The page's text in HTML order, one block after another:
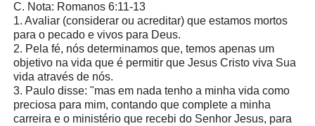
C. Nota: Romanos 6:11-13
1. Avaliar (considerar ou acreditar) que estamos mortos
para o pecado e vivos para Deus.
2. Pela fé, nós determinamos que, temos apenas um
objetivo na vida que é permitir que Jesus Cristo viva Sua
vida através de nós.
3. Paulo disse: "mas em nada tenho a minha vida como
preciosa para mim, contando que complete a minha
carreira e o ministério que recebi do Senhor Jesus, para